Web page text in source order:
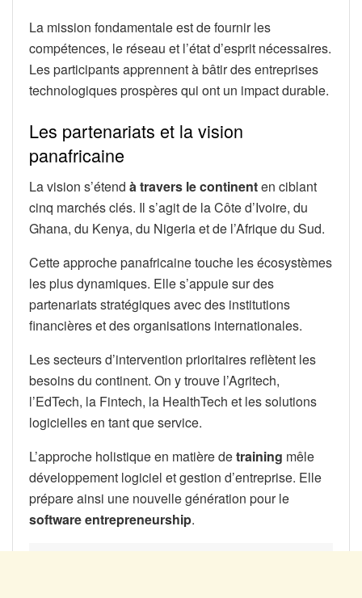
La mission fondamentale est de fournir les
compétences, le réseau et l’état d’esprit nécessaires.
Les participants apprennent à bâtir des entreprises
technologiques prospères qui ont un impact durable.
Les partenariats et la vision
panafricaine
La vision s’étend à travers le continenten ciblant
cinq marchés clés. Il s’agit de la Côte d’Ivoire, du
Ghana, du Kenya, du Nigeria et de l’Afrique du Sud.
Cette approche panafricaine touche les écosystèmes
les plus dynamiques. Elle s’appuie sur des
partenariats stratégiques avec des institutions
financières et des organisations internationales.
Les secteurs d’intervention prioritaires reflètent les
besoins du continent. On y trouve l’Agritech,
l’EdTech, la Fintech, la HealthTech et les solutions
logicielles en tant que service.
L’approche holistique en matière detraining mêle
développement logiciel et gestion d’entreprise. Elle
prépare ainsi une nouvelle génération pour le
software entrepreneurship.